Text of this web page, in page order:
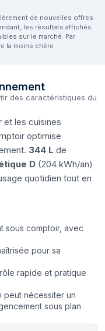
de nouvelles offres
les résultats affichés
sur le marché. Par
la moins chère
des caractéristiques du
et les cuisines
optimise
344 L de
D (204 kWh/an)
quotidien tout en
sous comptoir, avec
pour sa
rapide et pratique
peut nécessiter un
sous plan